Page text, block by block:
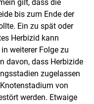
gilt, dass die
bis zum Ende der
Ein zu spät oder
Herbizid kann
weiterer Folge zu
davon, dass Herbizide
zugelassen
von
werden. Etwaige